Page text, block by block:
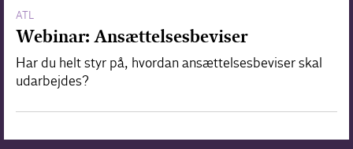
ATL
Webinar: Ansættelsesbeviser
Har du helt styr på, hvordan ansættelsesbeviser skal
udarbejdes?